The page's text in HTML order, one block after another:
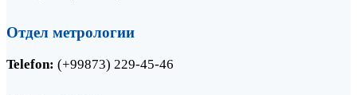
Отдел метрологии
Telefon: (+99873) 229-45-46